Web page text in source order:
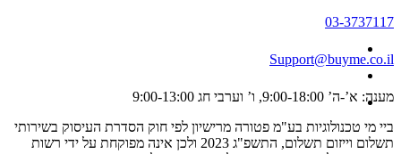
03-3737117
Support@buyme.co.il
מענה: א’-ה’ 9:00-18:00, ו’ וערבי חג 9:00-13:00
ביי מי טכנולוגיות בע"מ פטורה מרישיון לפי חוק הסדרת העיסוק בשירותי
תשלום וייזום תשלום, התשפ"ג 2023 ולכן אינה מפוקחת על ידי רשות